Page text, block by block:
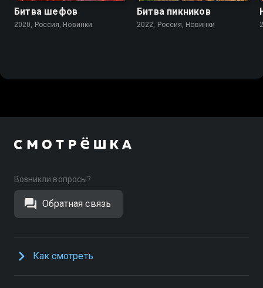
Битва шефов
2020, Россия, Новинки
Битва пикников
2022, Россия, Новинки
Возникли вопросы?
Обратная связь
Как смотреть